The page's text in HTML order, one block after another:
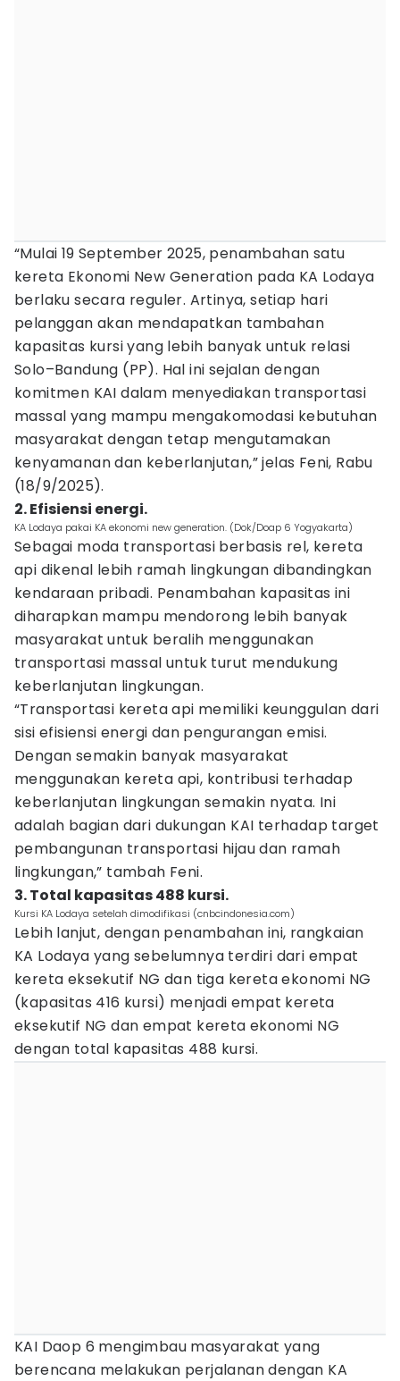
“Mulai 19 September 2025, penambahan satu
kereta Ekonomi New Generation pada KA Lodaya
berlaku secara reguler. Artinya, setiap hari
pelanggan akan mendapatkan tambahan
kapasitas kursi yang lebih banyak untuk relasi
Solo–Bandung (PP). Hal ini sejalan dengan
komitmen KAI dalam menyediakan transportasi
massal yang mampu mengakomodasi kebutuhan
masyarakat dengan tetap mengutamakan
kenyamanan dan keberlanjutan,” jelas Feni, Rabu
(18/9/2025).
2. Efisiensi energi.
KA Lodaya pakai KA ekonomi new generation. (Dok/Doap 6 Yogyakarta)
Sebagai moda transportasi berbasis rel, kereta
api dikenal lebih ramah lingkungan dibandingkan
kendaraan pribadi. Penambahan kapasitas ini
diharapkan mampu mendorong lebih banyak
masyarakat untuk beralih menggunakan
transportasi massal untuk turut mendukung
keberlanjutan lingkungan.
“Transportasi kereta api memiliki keunggulan dari
sisi efisiensi energi dan pengurangan emisi.
Dengan semakin banyak masyarakat
menggunakan kereta api, kontribusi terhadap
keberlanjutan lingkungan semakin nyata. Ini
adalah bagian dari dukungan KAI terhadap target
pembangunan transportasi hijau dan ramah
lingkungan,” tambah Feni.
3. Total kapasitas 488 kursi.
Kursi KA Lodaya setelah dimodifikasi (cnbcindonesia.com)
Lebih lanjut, dengan penambahan ini, rangkaian
KA Lodaya yang sebelumnya terdiri dari empat
kereta eksekutif NG dan tiga kereta ekonomi NG
(kapasitas 416 kursi) menjadi empat kereta
eksekutif NG dan empat kereta ekonomi NG
dengan total kapasitas 488 kursi.
KAI Daop 6 mengimbau masyarakat yang
berencana melakukan perjalanan dengan KA